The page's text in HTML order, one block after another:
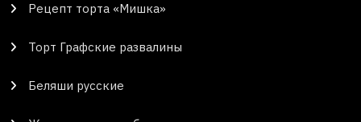
Рецепт торта «Мишка»
Торт Графские развалины
Беляши русские